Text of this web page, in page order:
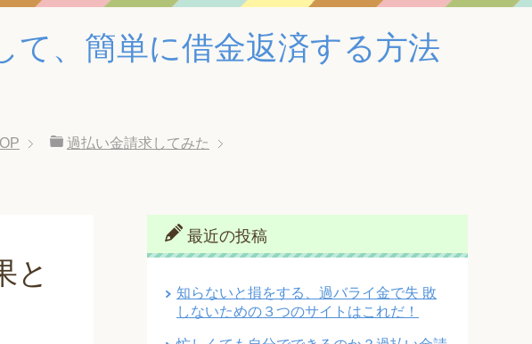
、簡単に借金返済する方法
過払い金請求してみた
と
最近の投稿
知らないと損をする、過バライ金で失 敗
しないための３つのサイトはこれだ！